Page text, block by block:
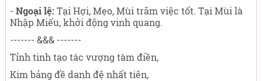
- Ngoại lệ: Tại Hợi, Mẹo, Mùi trăm việc tốt. Tại Mùi là
Nhập Miếu, khởi động vinh quang.
------- &&& -------
Tỉnh tinh tạo tác vượng tàm điền,
Kim bảng đề danh đệ nhất tiên,